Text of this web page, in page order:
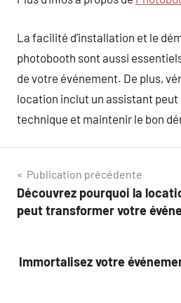
La facilité d’installation et le
photobooth sont aussi
de votre événement. De plus,
location inclut un assistant
technique et maintenir le bon
Navigation
de
Publication précédente
Découvrez pourquoi la
peut transformer votre
Immortalisez votre